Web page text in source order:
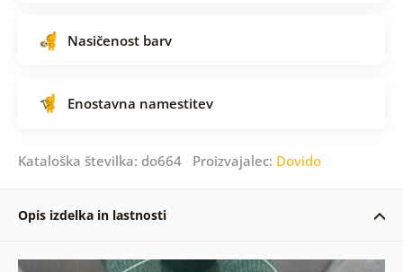
Nasičenost barv
Enostavna namestitev
Kataloška številka: do664 Proizvajalec: Dovido
Opis izdelka in lastnosti